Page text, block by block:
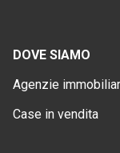
DOVE SIAMO
Agenzie
Case in vendita